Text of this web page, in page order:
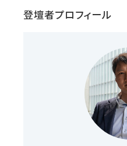
登壇者プロフィール